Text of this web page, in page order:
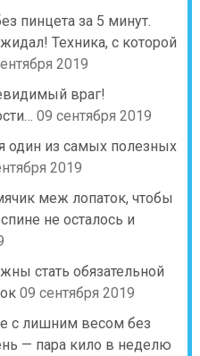
пинцета за 5 минут.
Техника, с которой
2019
враг!
09 сентября 2019
один из самых полезных
2019
меж лопаток, чтобы
не осталось и
стать обязательной
09 сентября 2019
с лишним весом без
— пара кило в неделю